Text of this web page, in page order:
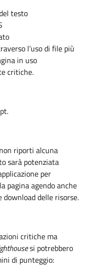
testo
l’uso di file più
in uso
critiche.
riporti alcuna
sarà potenziata
per
pagina agendo anche
delle risorse.
critiche ma
si potrebbero
di punteggio: